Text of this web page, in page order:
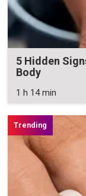
5 Hidden
Body
1 h 14 min